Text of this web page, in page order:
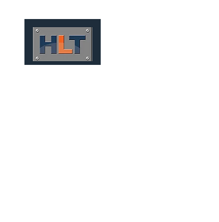
HOME QUEM SOMOS